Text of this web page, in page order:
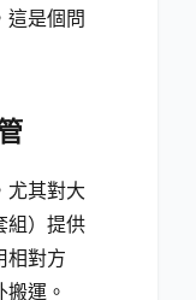
這是個問
尤其對大
組）提供
相對方
運。